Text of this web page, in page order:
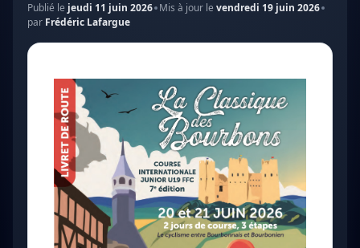
Publié le jeudi 11 juin 2026 Mis à jour le vendredi 19 juin 2026
par Frédéric Lafargue